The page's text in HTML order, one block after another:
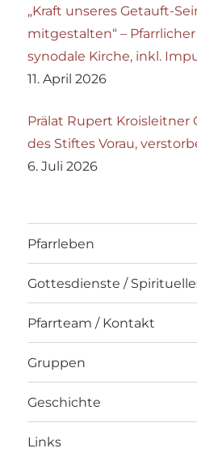
„Kraft unseres Getauft-
mitgestalten“ –
synodale Kirche, inkl.
11. April 2026
Prälat Rupert Kroisleitner
des Stiftes Vorau,
6. Juli 2026
Pfarrleben
Gottesdienste /
Pfarrteam / Kontakt
Gruppen
Geschichte
Links